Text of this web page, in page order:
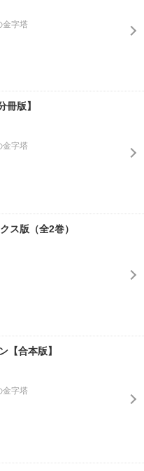
金字塔
冊版】
金字塔
ス版（全2巻）
【合本版】
金字塔